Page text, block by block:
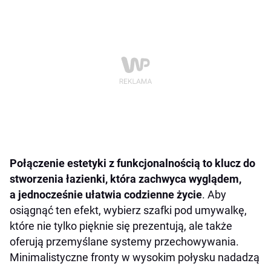
Połączenie estetyki z funkcjonalnością to klucz do
stworzenia łazienki, która zachwyca wyglądem,
a jednocześnie ułatwia codzienne życie. Aby
osiągnąć ten efekt, wybierz szafki pod umywalkę,
które nie tylko pięknie się prezentują, ale także
oferują przemyślane systemy przechowywania.
Minimalistyczne fronty w wysokim połysku nadadzą